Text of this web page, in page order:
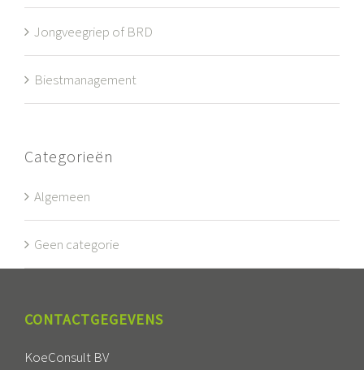
Jongveegriep of BRD
Biestmanagement
Categorieën
Algemeen
Geen categorie
CONTACTGEGEVENS
KoeConsult BV